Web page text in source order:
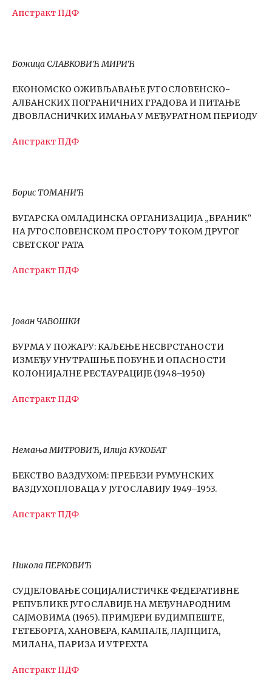
АпстрактПДФ
Божица СЛАВКОВИЋ МИРИЋ
ЕКОНОМСКО ОЖИВЉАВАЊЕ ЈУГОСЛОВЕНСКО-
АЛБАНСКИХ ПОГРАНИЧНИХ ГРАДОВА И ПИТАЊЕ
ДВОВЛАСНИЧКИХ ИМАЊА У МЕЂУРАТНОМ ПЕРИОДУ
АпстрактПДФ
Борис ТОМАНИЋ
БУГАРСКА ОМЛАДИНСКА ОРГАНИЗАЦИЈА „БРАНИК”
НА ЈУГОСЛОВЕНСКОМ ПРОСТОРУ ТОКОМ ДРУГОГ
СВЕТСКОГ РАТА
АпстрактПДФ
Јован ЧАВОШКИ
БУРМА У ПОЖАРУ: КАЉЕЊЕ НЕСВРСТАНОСТИ
ИЗМЕЂУ УНУТРАШЊЕ ПОБУНЕ И ОПАСНОСТИ
КОЛОНИЈАЛНЕ РЕСТАУРАЦИЈЕ (1948–1950)
АпстрактПДФ
Немања МИТРОВИЋ, Илија КУКОБАТ
БЕКСТВО ВАЗДУХОМ: ПРЕБЕЗИ РУМУНСКИХ
ВАЗДУХОПЛОВАЦА У ЈУГОСЛАВИЈУ 1949–1953.
АпстрактПДФ
Никола ПЕРКОВИЋ
СУДЈЕЛОВАЊЕ СОЦИЈАЛИСТИЧКЕ ФЕДЕРАТИВНЕ
РЕПУБЛИКЕ ЈУГОСЛАВИЈЕ НА МЕЂУНАРОДНИМ
САЈМОВИМА (1965). ПРИМЈЕРИ БУДИМПЕШТЕ,
ГЕТЕБОРГА, ХАНОВЕРА, КАМПАЛЕ, ЛАЈПЦИГА,
МИЛАНА, ПАРИЗА И УТРЕХТА
АпстрактПДФ